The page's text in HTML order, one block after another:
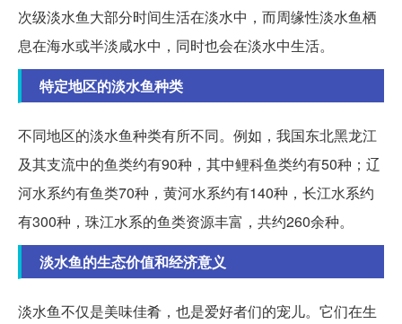
次级淡水鱼大部分时间生活在淡水中，而周缘性淡水鱼栖
息在海水或半淡咸水中，同时也会在淡水中生活。
特定地区的淡水鱼种类
不同地区的淡水鱼种类有所不同。例如，我国东北黑龙江
及其支流中的鱼类约有90种，其中鲤科鱼类约有50种；辽
河水系约有鱼类70种，黄河水系约有140种，长江水系约
有300种，珠江水系的鱼类资源丰富，共约260余种。
淡水鱼的生态价值和经济意义
淡水鱼不仅是美味佳肴，也是爱好者们的宠儿。它们在生